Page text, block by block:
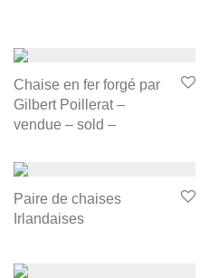
Chaise en fer forgé par
Gilbert Poillerat –
vendue – sold –
Paire de chaises
Irlandaises